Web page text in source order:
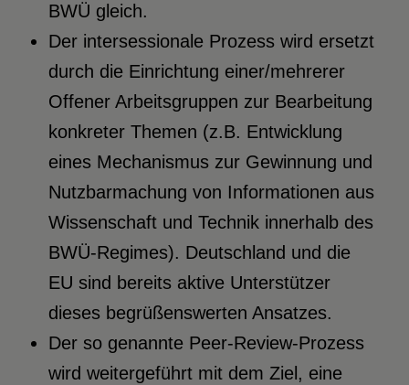
BWÜ gleich.
Der intersessionale Prozess wird ersetzt
durch die Einrichtung einer/mehrerer
Offener Arbeitsgruppen zur Bearbeitung
konkreter Themen (z.B. Entwicklung
eines Mechanismus zur Gewinnung und
Nutzbarmachung von Informationen aus
Wissenschaft und Technik innerhalb des
BWÜ-Regimes). Deutschland und die
EU sind bereits aktive Unterstützer
dieses begrüßenswerten Ansatzes.
Der so genannte Peer-Review-Prozess
wird weitergeführt mit dem Ziel, eine